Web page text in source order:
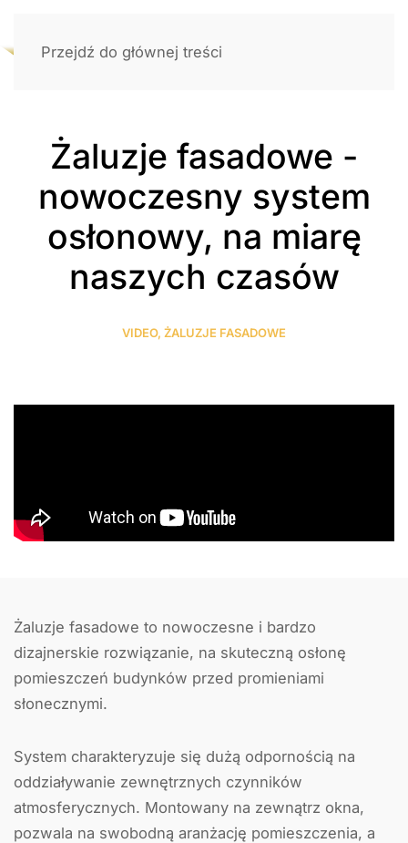
Przejdź do głównej treści
Żaluzje fasadowe -
nowoczesny system
osłonowy, na miarę
naszych czasów
VIDEO, ŻALUZJE FASADOWE
Żaluzje fasadowe to nowoczesne i bardzo
dizajnerskie rozwiązanie, na skuteczną osłonę
pomieszczeń budynków przed promieniami
słonecznymi.
System charakteryzuje się dużą odpornością na
oddziaływanie zewnętrznych czynników
atmosferycznych. Montowany na zewnątrz okna,
pozwala na swobodną aranżację pomieszczenia, a